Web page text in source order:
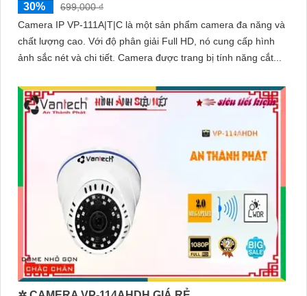
30%
699,000 ₫
Camera IP VP-111A|T|C là một sản phẩm camera đa năng và
chất lượng cao. Với độ phân giải Full HD, nó cung cấp hình
ảnh sắc nét và chi tiết. Camera được trang bị tính năng cắt...